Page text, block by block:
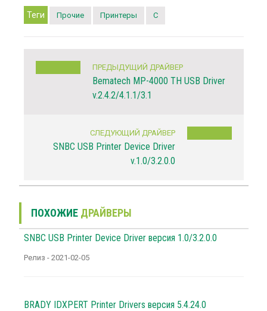
Теги Прочие Принтеры C
ПРЕДЫДУЩИЙ ДРАЙВЕР
Bematech MP-4000 TH USB Driver
v.2.4.2/4.1.1/3.1
СЛЕДУЮЩИЙ ДРАЙВЕР
SNBC USB Printer Device Driver
v.1.0/3.2.0.0
ПОХОЖИЕ ДРАЙВЕРЫ
SNBC USB Printer Device Driver версия 1.0/3.2.0.0
Релиз - 2021-02-05
BRADY IDXPERT Printer Drivers версия 5.4.24.0